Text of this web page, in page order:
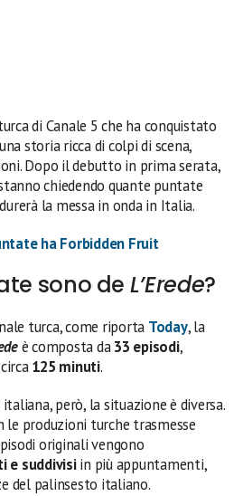
di Canale 5 che ha conquistato
storia ricca di colpi di scena,
Dopo il debutto in prima serata,
chiedendo quante puntate
la messa in onda in Italia.
ha Forbidden Fruit
sono de L’Erede?
turca, come riporta Today, la
è composta da33 episodi,
125 minuti.
però, la situazione è diversa.
le produzioni turche trasmesse
originali vengono
e suddivisiin più appuntamenti,
del palinsesto italiano.